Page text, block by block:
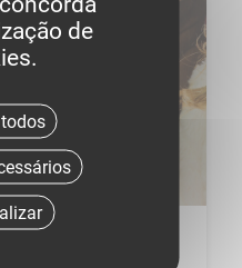
de